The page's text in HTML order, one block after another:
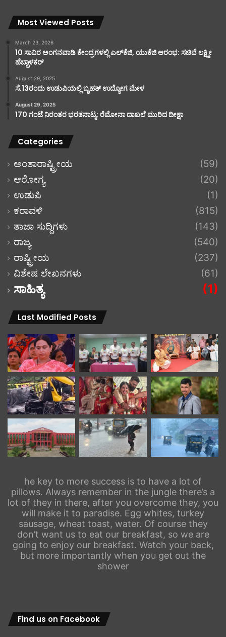
Most Viewed Posts
March 23, 2026
10 ಸಾವಿರ ಅಂಗನವಾಡಿ ಕೇಂದ್ರಗಳಲ್ಲಿ ಎಲ್‌ಕೆಜಿ, ಯುಕೆಜಿ ಆರಂಭ: ಸಚಿವೆ ಲಕ್ಷ್ಮೀ
ಹೆಬ್ಬಾಳಕರ್
August 29, 2025
ಸೆ.13ರಂದು ಉಡುಪಿಯಲ್ಲಿ ಬೃಹತ್ ಉದ್ಯೋಗ ಮೇಳ
August 29, 2025
170 ಗಂಟೆ ನಿರಂತರ ಭರತನಾಟ್ಯ: ರೆಮೋನಾ ದಾಖಲೆ ಮುರಿದ ದೀಕ್ಷಾ
Categories
ಅಂತಾರಾಷ್ಟ್ರೀಯ
(59)
ಆರೋಗ್ಯ
(20)
ಉಡುಪಿ
(1)
ಕರಾವಳಿ
(815)
ತಾಜಾ ಸುದ್ದಿಗಳು
(143)
ರಾಜ್ಯ
(540)
ರಾಷ್ಟ್ರೀಯ
(237)
ವಿಶೇಷ ಲೇಖನಗಳು
(61)
ಸಾಹಿತ್ಯ (1)
Last Modified Posts
he key to more success is to have a lot of
pillows. Always remember in the jungle there’s a
lot of they in there, after you overcome they, you
will make it to paradise. Egg whites, turkey
sausage, wheat toast, water. Of course they
don’t want us to eat our breakfast, so we are
going to enjoy our breakfast. Watch your back,
but more importantly when you get out the
shower
Find us on Facebook